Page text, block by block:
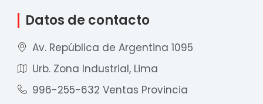
Datos de contacto
Av. República de Argentina 1095
Urb. Zona Industrial, Lima
996-255-632 Ventas Provincia